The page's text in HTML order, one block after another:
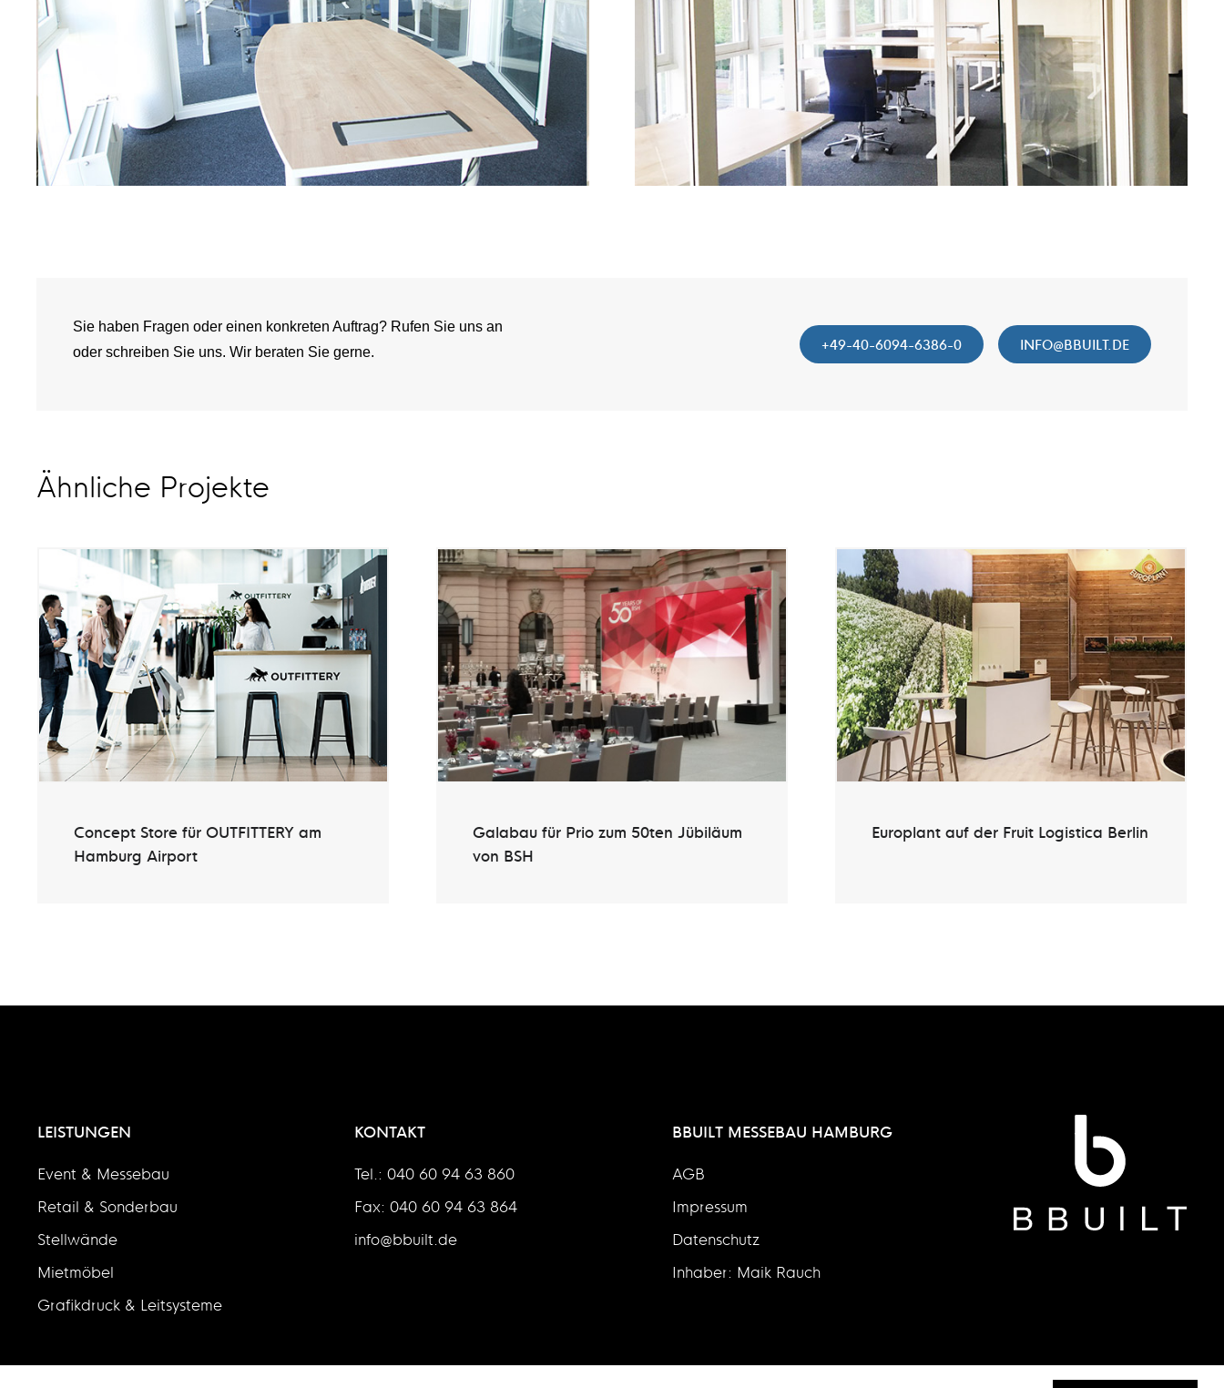
Sie haben Fragen oder einen konkreten Auftrag? Rufen Sie uns an
oder schreiben Sie uns. Wir beraten Sie gerne.
+49-40-6094-6386-0 INFO@BBUILT.DE
Ähnliche Projekte
Concept Store für OUTFITTERY am
Hamburg Airport
Galabau für Prio zum 50ten Jübiläum
von BSH
Europlant auf der Fruit Logistica Berlin
LEISTUNGEN
Event & Messebau
Retail & Sonderbau
Stellwände
Mietmöbel
Grafikdruck & Leitsysteme
KONTAKT
Tel.: 040 60 94 63 860
Fax: 040 60 94 63 864
info@bbuilt.de
BBUILT MESSEBAU HAMBURG
AGB
Impressum
Datenschutz
Inhaber: Maik Rauch